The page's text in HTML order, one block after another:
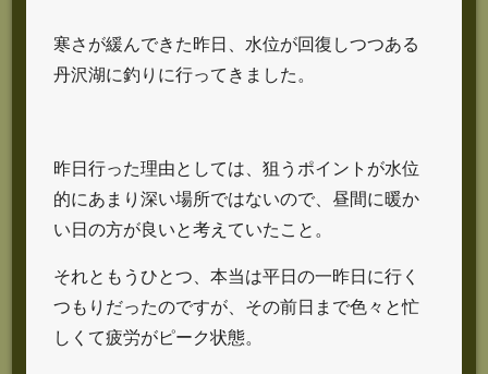
寒さが緩んできた昨日、水位が回復しつつある
丹沢湖に釣りに行ってきました。
昨日行った理由としては、狙うポイントが水位
的にあまり深い場所ではないので、昼間に暖か
い日の方が良いと考えていたこと。
それともうひとつ、本当は平日の一昨日に行く
つもりだったのですが、その前日まで色々と忙
しくて疲労がピーク状態。